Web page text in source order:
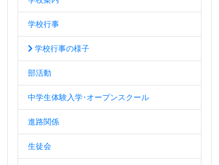
学校行事
学校行事の様子
部活動
中学生体験入学･オープンスクール
進路関係
生徒会